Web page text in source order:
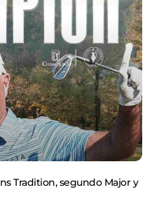
Tradition, segundo Major y